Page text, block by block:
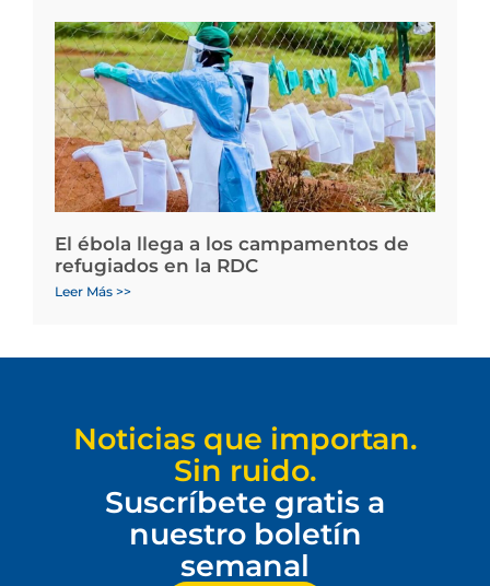
El ébola llega a los campamentos de
refugiados en la RDC
Leer Más >>
Noticias que importan.
Sin ruido.
Suscríbete gratis a
nuestro boletín
semanal